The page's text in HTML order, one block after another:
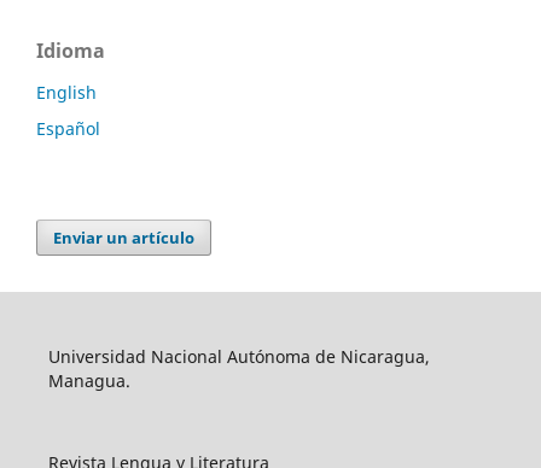
Idioma
English
Español
Enviar un artículo
Universidad Nacional Autónoma de Nicaragua,
Managua.
Revista Lengua y Literatura